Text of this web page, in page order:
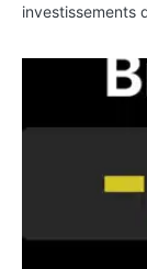
investissements
Bitcoin